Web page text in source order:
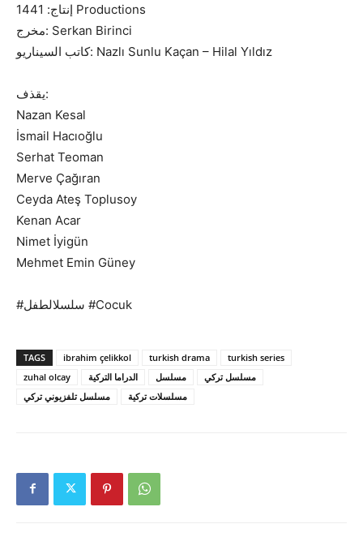
إنتاج: 1441 Productions
مخرج: Serkan Birinci
كاتب السيناريو: Nazlı Sunlu Kaçan – Hilal Yıldız
يقذف:
Nazan Kesal
İsmail Hacıoğlu
Serhat Teoman
Merve Çağıran
Ceyda Ateş Toplusoy
Kenan Acar
Nimet İyigün
Mehmet Emin Güney
#سلسلالطفل #Cocuk
TAGS ibrahim çelikkol turkish drama
turkish series
zuhal olcay
الدراما التركية مسلسل
مسلسل تركي
مسلسل تلفزيوني تركي
مسلسلات تركية